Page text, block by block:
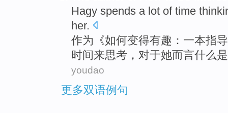
Hagy spends a lot of time
her.
作为《如何变得有趣 ： 一本指导
时间来思考 ， 对于她而言什么是
youdao
更多双语例句